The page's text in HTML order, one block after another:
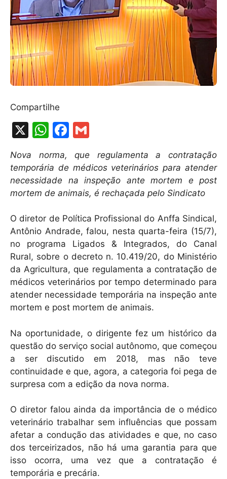
Compartilhe
X
W
at
s
A
p
p
F
c
e
b
o
o
k
ai
l
Nova norma, que regulamenta a contratação
temporária de médicos veterinários para atender
necessidade na inspeção ante mortem e post
mortem de animais, é rechaçada pelo Sindicato
O diretor de Política Profissional do Anffa Sindical,
Antônio Andrade, falou, nesta quarta-feira (15/7),
no programa Ligados & Integrados, do Canal
Rural, sobre o decreto n. 10.419/20, do Ministério
da Agricultura, que regulamenta a contratação de
médicos veterinários por tempo determinado para
atender necessidade temporária na inspeção ante
mortem e post mortem de animais.
Na oportunidade, o dirigente fez um histórico da
questão do serviço social autônomo, que começou
a ser discutido em 2018, mas não teve
continuidade e que, agora, a categoria foi pega de
surpresa com a edição da nova norma.
O diretor falou ainda da importância de o médico
veterinário trabalhar sem influências que possam
afetar a condução das atividades e que, no caso
dos terceirizados, não há uma garantia para que
isso ocorra, uma vez que a contratação é
temporária e precária.